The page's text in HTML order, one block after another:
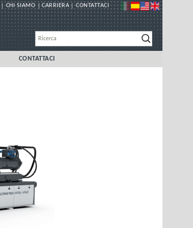
CHI SIAMO CARRIERA CONTATTACI
CONTATTACI